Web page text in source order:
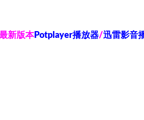
新版本Potplayer播放器/迅雷影音